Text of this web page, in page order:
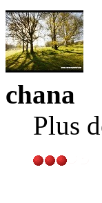
chana
Plus